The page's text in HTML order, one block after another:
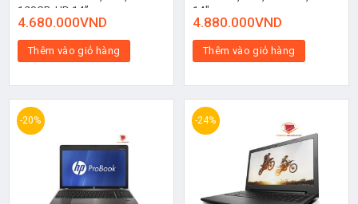
120GB, HD 14’’
4.680.000VND
Thêm vào giỏ hàng
14″
4.880.000VND
Thêm vào giỏ hàng
-20% -24%